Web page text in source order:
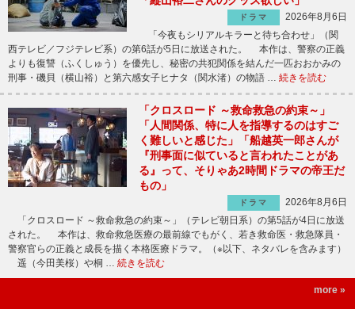
ドラマ
2026年8月6日
「今夜もシリアルキラーと待ち合わせ」（関
西テレビ／フジテレビ系）の第6話が5日に放送された。 本作は、警察の正義
よりも復讐（ふくしゅう）を優先し、秘密の共犯関係を結んだ一匹おおかみの
刑事・磯貝（横山裕）と第六感女子ヒナタ（関水渚）の物語 … 続きを読む
「クロスロード ～救命救急の約束～」
「人間関係、特に人を指導するのはすご
く難しいと感じた」「船越英一郎さんが
『刑事面に似ていると言われたことがあ
る』って、そりゃあ2時間ドラマの帝王だ
もの」
ドラマ
2026年8月6日
「クロスロード ～救命救急の約束～」（テレビ朝日系）の第5話が4日に放送
された。 本作は、救命救急医療の最前線でもがく、若き救命医・救急隊員・
警察官らの正義と成長を描く本格医療ドラマ。（※以下、ネタバレを含みます）
遥（今田美桜）や桐 … 続きを読む
more »